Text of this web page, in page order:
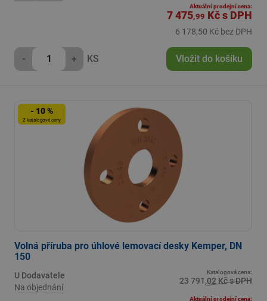
Aktuální prodejní cena:
7 475,99 Kčs DPH
6 178,50 Kč bez DPH
- + KS Vložit do košíku
- 10 %
Z katalogové ceny
Volná příruba pro úhlové lemovací desky Kemper, DN
150
U Dodavatele
Na objednání
Katalogová cena:
23 791,02 Kč s DPH
Aktuální prodejní cena: